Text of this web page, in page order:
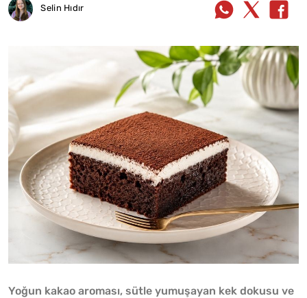
Selin Hıdır
Yoğun kakao aroması, sütle yumuşayan kek dokusu ve